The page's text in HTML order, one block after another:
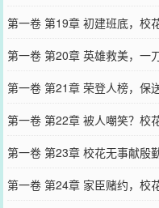
第一卷 第19章 初建班底，校
第一卷 第20章 英雄救美，一
第一卷 第21章 荣登人榜，保
第一卷 第22章 被人嘲笑？校
第一卷 第23章 校花无事献殷
第一卷 第24章 家臣赌约，校